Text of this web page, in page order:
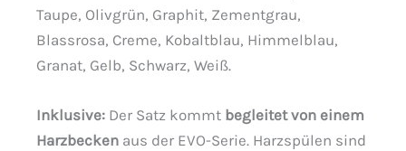
Taupe, Olivgrün, Graphit, Zementgrau,
Blassrosa, Creme, Kobaltblau, Himmelblau,
Granat, Gelb, Schwarz, Weiß.
Inklusive: Der Satz kommt begleitet von einem
Harzbecken aus der EVO-Serie. Harzspülen sind